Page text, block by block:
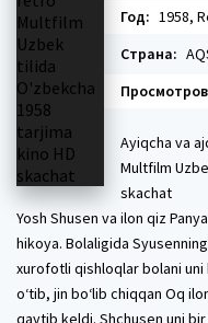
Год: 1958,
Страна:
Ayiqcha va
Multfilm
skachat
Yosh Shusen va ilon qiz
hikoya. Bolaligida
xurofotli qishloqlar bolani
o‘tib, jin bo‘lib chiqqan Oq
qaytib keldi. Shchusen uni